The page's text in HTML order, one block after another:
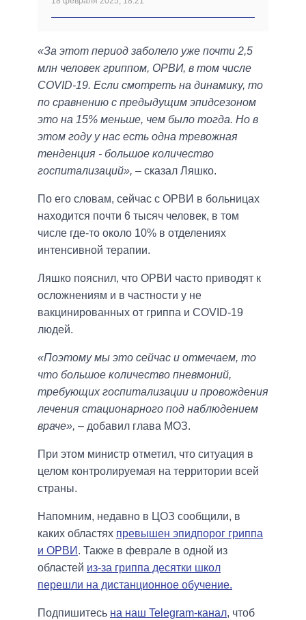
«За этот период заболело уже почти 2,5
млн человек гриппом, ОРВИ, в том числе
COVID-19. Если смотреть на динамику, то
по сравнению с предыдущим эпидсезоном
это на 15% меньше, чем было тогда. Но в
этом году у нас есть одна тревожная
тенденция - большое количество
госпитализаций», – сказал Ляшко.
По его словам, сейчас с ОРВИ в больницах
находится почти 6 тысяч человек, в том
числе где-то около 10% в отделениях
интенсивной терапии.
Ляшко пояснил, что ОРВИ часто приводят к
осложнениям и в частности у не
вакцинированных от гриппа и COVID-19
людей.
«Поэтому мы это сейчас и отмечаем, то
что большое количество пневмоний,
требующих госпитализации и провождения
лечения стационарного под наблюдением
враче», – добавил глава МОЗ.
При этом министр отметил, что ситуация в
целом контролируемая на территории всей
страны.
Напомним, недавно в ЦОЗ сообщили, в
каких областях превышен эпидпорог гриппа
и ОРВИ . Также в феврале в одной из
областей из-за гриппа десятки школ
перешли на дистанционное обучение.
Подпишитесь на наш Telegram-канал, чтоб